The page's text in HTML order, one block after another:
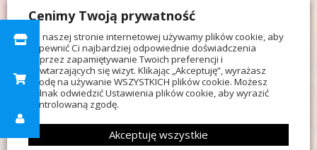
August Carl Friedrich von Boscamp-Lasopolski,
członek loży „Ferdinand zum Felsen” w Hamburgu.
Nowopowstała loża podlegała Wielkiej Loży
Narodowej Niemiec (der Großen Landesloge der
Freimaurer von Deutschland) i jest uznawana za lożę-
matkę innych górnośląskich lóż.
Po zatwierdzeniu nazwy nowej loży rozpoczęto prace
nad jej emblematem i pieczęcią. W centralnej jej części
można zobaczyć, nawiązującą do nazwy, skałę. Skała
Cenimy Twoją prywatność
Na naszej stronie internetowej używamy plików cookie, aby
zapewnić Ci najbardziej odpowiednie doświadczenia
poprzez zapamiętywanie Twoich preferencji i
powtarzających się wizyt. Klikając „Akceptuję”, wyrażasz
zgodę na używanie WSZYSTKICH plików cookie. Możesz
jednak odwiedzić Ustawienia plików cookie, aby wyrazić
kontrolowaną zgodę.
Akceptuję wszystkie